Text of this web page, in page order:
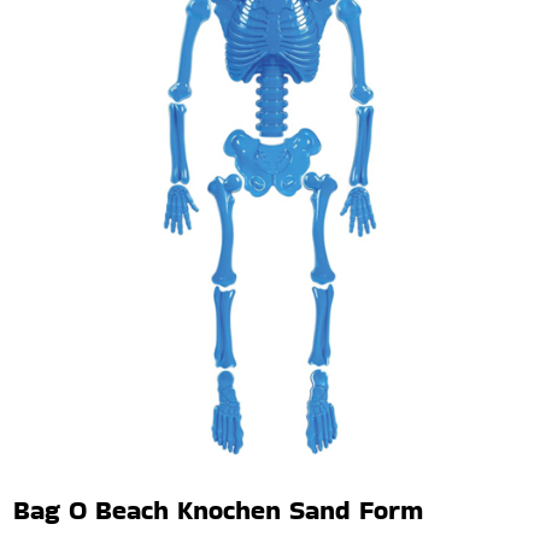
Bag O Beach Knochen Sand Form